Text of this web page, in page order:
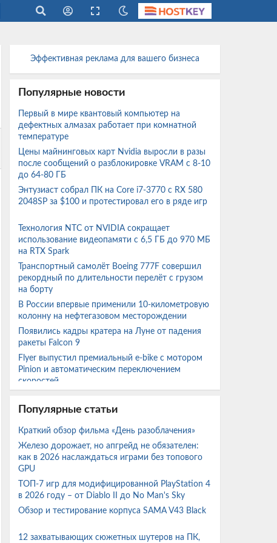
Эффективная реклама для вашего бизнеса
Популярные новости
Первый в мире квантовый компьютер на
дефектных алмазах работает при комнатной
температуре
Цены майнинговых карт Nvidia выросли в разы
после сообщений о разблокировке VRAM с 8-10
до 64-80 ГБ
Энтузиаст собрал ПК на Core i7-3770 с RX 580
2048SP за $100 и протестировал его в ряде игр
Технология NTC от NVIDIA сокращает
использование видеопамяти с 6,5 ГБ до 970 МБ
на RTX Spark
Транспортный самолёт Boeing 777F совершил
рекордный по длительности перелёт с грузом
на борту
В России впервые применили 10-километровую
колонну на нефтегазовом месторождении
Появились кадры кратера на Луне от падения
ракеты Falcon 9
Flyer выпустил премиальный e-bike с мотором
Pinion и автоматическим переключением
скоростей
видеокарт Nvidia от GTX 1650 и RTX 2060 до
Radeon RX 7800 XT и RX 7600 протестировали с
FSR 4.1 в актуальных играх и сравнили с FSR 3.1
Эстония снова продвигает проект тоннеля под
Финским заливом для соединения Таллинна с
Хельсинки
Новое устройство от OpenAI с ИИ стоимостью
хоккейную шайбу
Популярные статьи
Краткий обзор фильма «День разоблачения»
Железо дорожает, но апгрейд не обязателен:
как в 2026 наслаждаться играми без топового
GPU
ТОП-7 игр для модифицированной PlayStation 4
в 2026 году – от Diablo II до No Man's Sky
Обзор и тестирование корпуса SAMA V43 Black
12 захватывающих сюжетных шутеров на ПК,